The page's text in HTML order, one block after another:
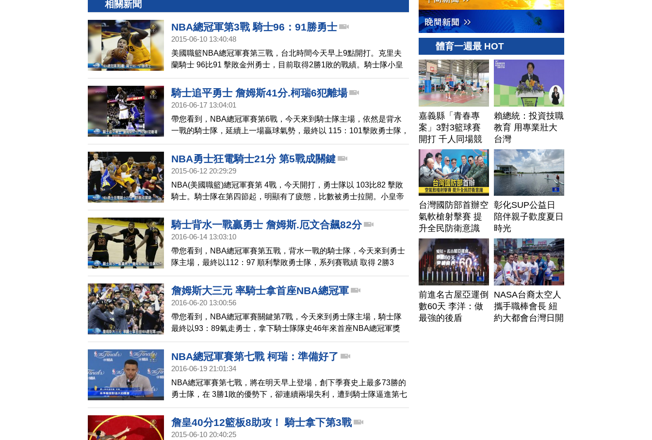
相關新聞
NBA總冠軍第3戰 騎士96：91勝勇士
2015-06-10 13:40:48
美國職籃NBA總冠軍賽第三戰，台北時間今天早上9點開打。克里夫
蘭騎士 96比91 擊敗金州勇士，目前取得2勝1敗的戰績。騎士隊小皇
帝詹姆斯，這場比賽再拿下40分，12籃板、8次助攻、4次抄截的完美
表現，帶領球隊在系列賽中領先。勇士隊上半場熄火，全隊只拿下37
分，創下本季最低紀錄。終場結束前，本季例行賽MVP Stephen
分球，拿下27分。
騎士追平勇士 詹姆斯41分.柯瑞6犯離場
2016-06-17 13:04:01
帶您看到，NBA總冠軍賽第6戰，今天來到騎士隊主場，依然是背水
一戰的騎士隊，延續上一場贏球氣勢，最終以 115：101擊敗勇士隊，
順利將系列賽追平成3：3，逼進第7戰。這場比賽，騎士在「小皇
帝」詹姆斯41分的領軍下，全場大多維持在2位數的領先。勇士隊拿
下30分的柯瑞，則在第四節6犯離場。兩隊將在下周一回到勇士主
NBA勇士狂電騎士21分 第5戰成關鍵
2015-06-12 20:29:29
NBA(美國職籃)總冠軍賽第 4戰，今天開打，勇士隊以 103比82 擊敗
騎士。騎士隊在第四節起，明顯有了疲態，比數被勇士拉開。小皇帝
詹姆斯雖然拿下20分，12籃板、8次助攻，但無力回天，反觀勇士
隊，不管誰上場幾乎都能得分，本季最有價值球員 柯瑞，三分球投7
中4，最終拿下22分。兩隊關鍵的第5戰，將在下週一開打。
騎士背水一戰贏勇士 詹姆斯.厄文合飆82分
2016-06-14 13:03:10
帶您看到，NBA總冠軍賽第五戰，背水一戰的騎士隊，今天來到勇士
隊主場，最終以112：97 順利擊敗勇士隊，系列賽戰績 取得 2勝3
敗。這場比賽，騎士雙箭頭厄文與詹姆斯，今天都攻下41分，創下總
冠軍賽首次 同隊2名球員都飆下40分的紀錄。而勇士隊柯瑞，今天命
中率不佳，21投只8中，拿下25分，湯普森則砍下全隊最高的37分。
戰勇士。
詹姆斯大三元 率騎士拿首座NBA總冠軍
2016-06-20 13:00:56
帶您看到，NBA總冠軍賽關鍵第7戰，今天來到勇士隊主場，騎士隊
最終以93：89氣走勇士，拿下騎士隊隊史46年來首座NBA總冠軍獎
盃，這也是NBA史上，第一次有球隊在總冠軍賽系列中，以1：3落後
下，連勝3場，拿下最後冠軍。整場比賽，雙方比數呈現拉鋸，領先互
換達30次以上，到最後一分鐘才分出勝負。這場比賽，騎士隊詹姆斯
成大三元的球員，也順利拿下總冠軍賽 MVP。
NBA總冠軍賽第七戰 柯瑞：準備好了
2016-06-19 21:01:34
NBA總冠軍賽第七戰，將在明天早上登場，創下季賽史上最多73勝的
勇士隊，在 3勝1敗的優勢下，卻連續兩場失利，遭到騎士隊逼進第七
戰，當家球星柯瑞的 MVP身價，也遭到質疑。面對最後一戰，柯瑞也
對外發聲，表示勇士已經準備好了。
詹皇40分12籃板8助攻！ 騎士拿下第3戰
2015-06-10 20:40:25
體育一週最 HOT
嘉義縣「青春專
案」3對3籃球賽
開打 千人同場競
技
賴總統：投資技職
教育 用專業壯大
台灣
台灣國防部首辦空
氣軟槍射擊賽 提
升全民防衛意識
彰化SUP公益日
陪伴親子歡度夏日
時光
前進名古屋亞運倒
數60天 李洋：做
最強的後盾
NASA台裔太空人
攜手職棒會長 紐
約大都會台灣日開